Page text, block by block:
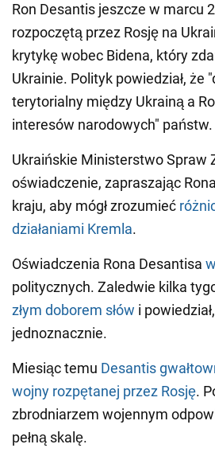
Ron Desantis jeszcze w marcu
rozpoczętą przez Rosję na
krytykę wobec Bidena, który
Ukrainie. Polityk powiedział,
terytorialny między Ukrainą a
interesów narodowych" państw.
Ukraińskie Ministerstwo Spraw
oświadczenie, zapraszając
kraju, aby mógł zrozumieć
działaniami Kremla.
Oświadczenia Rona Desantisa
politycznych. Zaledwie kilka
złym doborem słów i
jednoznacznie.
Miesiąc temu Desantis
wojny rozpętanej przez Rosję.
zbrodniarzem wojennym
pełną skalę.